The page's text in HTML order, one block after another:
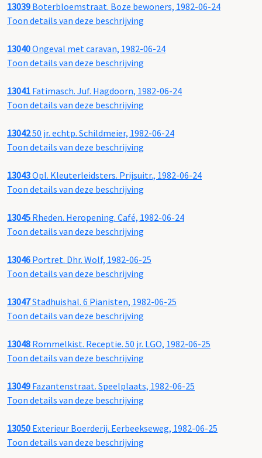
13039 Boterbloemstraat. Boze bewoners, 1982-06-24
Toon details van deze beschrijving
13040Ongeval met caravan, 1982-06-24
Toon details van deze beschrijving
13041 Fatimasch. Juf. Hagdoorn, 1982-06-24
Toon details van deze beschrijving
1304250 jr. echtp. Schildmeier, 1982-06-24
Toon details van deze beschrijving
13043Opl. Kleuterleidsters. Prijsuitr., 1982-06-24
Toon details van deze beschrijving
13045 Rheden. Heropening. Café, 1982-06-24
Toon details van deze beschrijving
13046 Portret. Dhr. Wolf, 1982-06-25
Toon details van deze beschrijving
13047Stadhuishal. 6 Pianisten, 1982-06-25
Toon details van deze beschrijving
13048 Rommelkist. Receptie. 50 jr. LGO, 1982-06-25
Toon details van deze beschrijving
13049 Fazantenstraat. Speelplaats, 1982-06-25
Toon details van deze beschrijving
13050 Exterieur Boerderij. Eerbeekseweg, 1982-06-25
Toon details van deze beschrijving